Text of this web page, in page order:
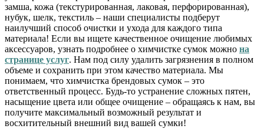
замша, кожа (текстурированная, лаковая, перфорированная),
нубук, шелк, текстиль – наши специалисты подберут
наилучший способ очистки и ухода для каждого типа
материала! Если вы ищете качественное очищение любимых
аксессуаров, узнать подробнее о химчистке сумок можно на
странице услуг. Нам под силу удалить загрязнения в полном
объеме и сохранить при этом качество материала. Мы
понимаем, что химчистка брендовых сумок – это
ответственный процесс. Будь-то устранение сложных пятен,
насыщение цвета или общее очищение – обращаясь к нам, вы
получите максимальный возможный результат и
восхитительный внешний вид вашей сумки!